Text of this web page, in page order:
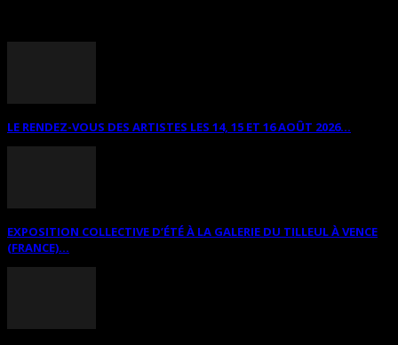
LE RENDEZ-VOUS DES ARTISTES LES 14, 15 ET 16 AOÛT 2026...
EXPOSITION COLLECTIVE D’ÉTÉ À LA GALERIE DU TILLEUL À VENCE
(FRANCE)...